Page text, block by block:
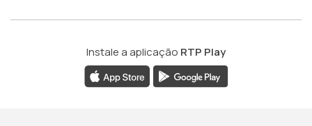
Instale a aplicação RTP Play